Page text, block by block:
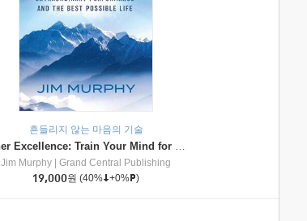
흔들리지 않는 마음의 기술
Inner Excellence: Train Your Mind for Extraordinary Performance and the Best Possible Life
Jim Murphy
Grand Central Publishing
19,000원 (40% +0% )